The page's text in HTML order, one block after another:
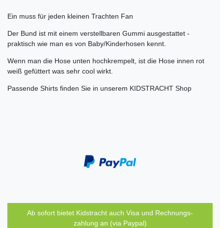
Ein muss für jeden kleinen Trachten Fan
Der Bund ist mit einem verstellbaren Gummi ausgestattet -
praktisch wie man es von Baby/Kinderhosen kennt.
Wenn man die Hose unten hochkrempelt, ist die Hose innen rot
weiß gefüttert was sehr cool wirkt.
Passende Shirts finden Sie in unserem KIDSTRACHT Shop
Ab sofort bietet Kidstracht auch Visa und Rechnungs-
zahlung an (via Paypal)